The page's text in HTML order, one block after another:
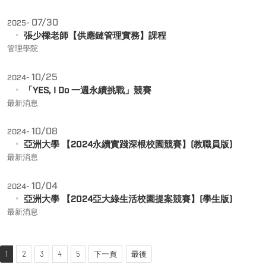
2025- 07/30
張少樑老師【供應鏈管理實務】課程
管理學院
2024- 10/25
「YES, I Do 一週永續挑戰」競賽
最新消息
2024- 10/08
亞洲大學 【2024永續實踐深根校園競賽】(教職員版)
最新消息
2024- 10/04
亞洲大學 【2024亞大綠生活校園提案競賽】(學生版)
最新消息
1 2 3 4 5 下一頁 最後